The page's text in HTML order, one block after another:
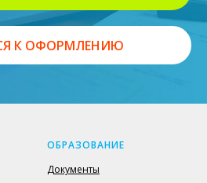
К ОФОРМЛЕНИЮ
ОБРАЗОВАНИЕ
Документы